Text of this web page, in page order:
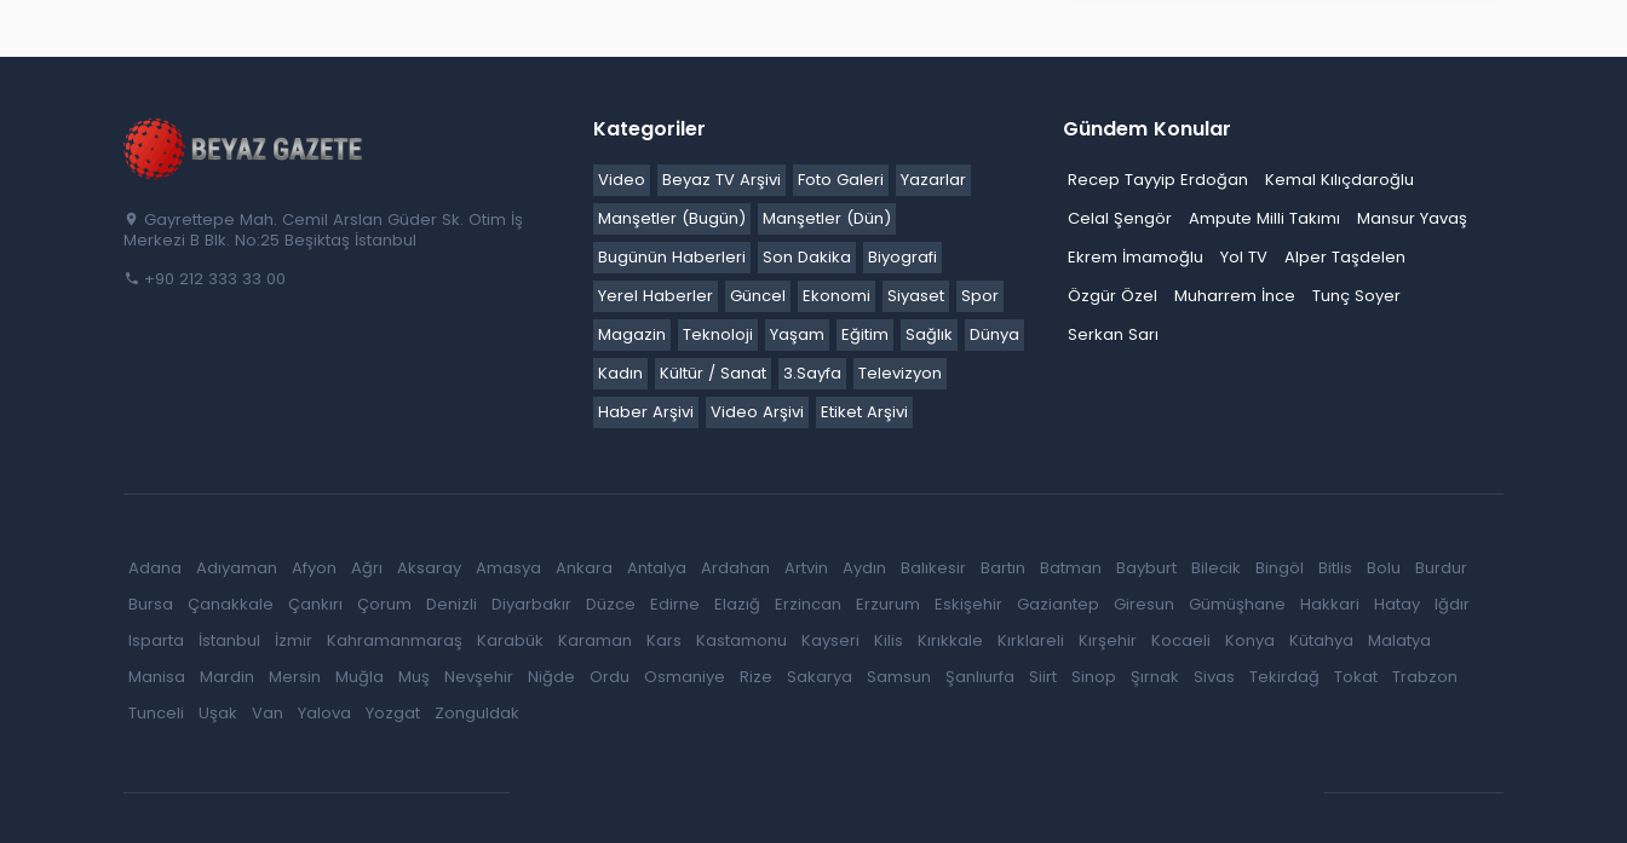
Gayrettepe Mah. Cemil Arslan Güder Sk. Otim İş
Merkezi B Blk. No:25 Beşiktaş İstanbul
+90 212 333 33 00
Kategoriler
Video Beyaz TV Arşivi Foto Galeri
Yazarlar
Manşetler (Bugün)
Manşetler (Dün)
Bugünün Haberleri
Son Dakika
Biyografi
Yerel Haberler
Güncel Ekonomi Siyaset
Spor
Magazin
Teknoloji Yaşam Eğitim Sağlık
Dünya
Kadın
Kültür / Sanat 3.Sayfa
Televizyon
Haber Arşivi
Video Arşivi Etiket Arşivi
Gündem Konular
Recep Tayyip Erdoğan
Kemal Kılıçdaroğlu
Celal Şengör
Ampute Milli Takımı
Mansur Yavaş
Ekrem İmamoğlu
Yol TV
Alper Taşdelen
Özgür Özel
Muharrem İnce
Tunç Soyer
Serkan Sarı
Adana Adıyaman Afyon Ağrı Aksaray Amasya Ankara Antalya Ardahan Artvin Aydın Balıkesir Bartın Batman Bayburt Bilecik Bingöl Bitlis Bolu
Burdur
Bursa
Çanakkale Çankırı Çorum Denizli Diyarbakır Düzce Edirne Elazığ Erzincan Erzurum Eskişehir Gaziantep Giresun Gümüşhane Hakkari Hatay
Iğdır
Isparta
İstanbul İzmir Kahramanmaraş Karabük Karaman Kars Kastamonu Kayseri Kilis Kırıkkale Kırklareli Kırşehir Kocaeli Konya Kütahya
Malatya
Manisa
Mardin Mersin Muğla Muş Nevşehir Niğde Ordu Osmaniye Rize Sakarya Samsun Şanlıurfa Siirt Sinop Şırnak Sivas Tekirdağ Tokat
Trabzon
Tunceli
Uşak Van Yalova Yozgat Zonguldak